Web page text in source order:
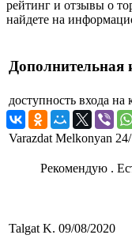
рейтинг и отзывы о
найдете на
Дополнительная
доступность входа на
Varazdat Melkonyan
Рекомендую .
Talgat K. 09/08/2020